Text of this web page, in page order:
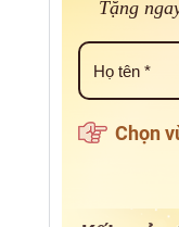
Tặng
Chọn